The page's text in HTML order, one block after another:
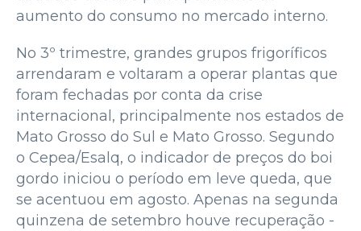
aumento do consumo no mercado interno.
No 3º trimestre, grandes grupos frigoríficos
arrendaram e voltaram a operar plantas que
foram fechadas por conta da crise
internacional, principalmente nos estados de
Mato Grosso do Sul e Mato Grosso. Segundo
o Cepea/Esalq, o indicador de preços do boi
gordo iniciou o período em leve queda, que
se acentuou em agosto. Apenas na segunda
quinzena de setembro houve recuperação -